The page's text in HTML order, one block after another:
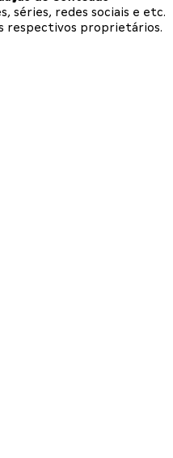
séries, redes sociais e etc.
respectivos proprietários.